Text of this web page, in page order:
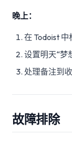
晚上：
在 Todoist
设置明天“梦
处理备注到
故障排除